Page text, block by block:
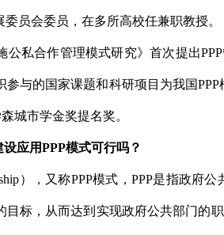
员会委员，在多所高校任兼职教授。
私合作管理模式研究》首次提出
与的国家课题和科研项目为我国
城市学金奖提名奖。
应用PPP模式可行吗？
），又称PPP模式，PPP是指政府
标，从而达到实现政府公共部门的